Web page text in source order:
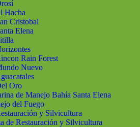
Hacha
Cristobal
Elena
Rain Forest
Nuevo
Oro
de Manejo Bahía Santa Elena
del Fuego
y Silvicultura
de Restauración y Silvicultura